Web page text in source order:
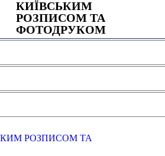
КИЇВСЬКИМ
РОЗПИСОМ ТА
ФОТОДРУКОМ
РОЗПИСОМ ТА